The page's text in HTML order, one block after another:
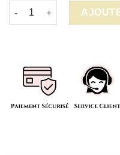
quantité de Parure de lit